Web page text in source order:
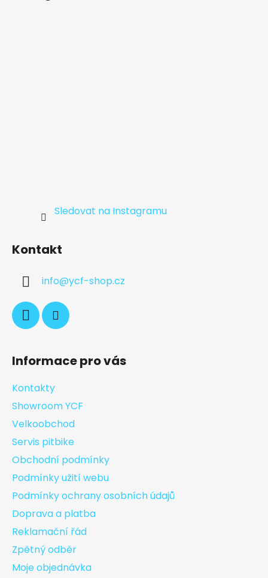
Sledovat na Instagramu
Kontakt
info@ycf-shop.cz
Informace pro vás
Kontakty
Showroom YCF
Velkoobchod
Servis pitbike
Obchodní podmínky
Podmínky užití webu
Podmínky ochrany osobních údajů
Doprava a platba
Reklamační řád
Zpětný odběr
Moje objednávka